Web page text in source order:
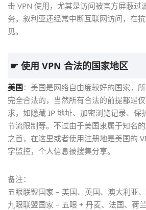
击 VPN 使用，尤其是访问被官方屏蔽过
务。叙利亚还经常中断互联网访问，在
见。
☛ 使用 VPN 合法的国家地区
美国：美国是网络自由度较好的国家，
完全合法的，当然所有合法的前提都是
求，如隐藏 IP 地址、加密浏览记录、保
节流限制等。不过由于美国隶属于知名
之首，在这里或者使用注册地是美国的
字监控，个人信息被搜集分享。
备注：
五眼联盟国家 – 美国、英国、澳大利亚
九眼联盟国家 – 五眼 + 丹麦、法国、荷